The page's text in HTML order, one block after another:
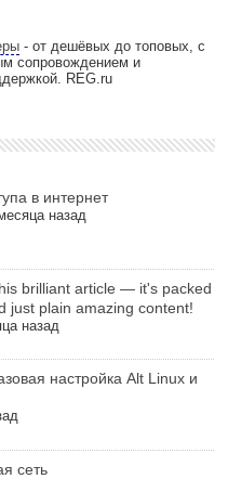
- от дешёвых до топовых, с
сопровождением и
REG.ru
в интернет
назад
brilliant article — it's packed
just plain amazing content!
назад
настройка Alt Linux и
сеть